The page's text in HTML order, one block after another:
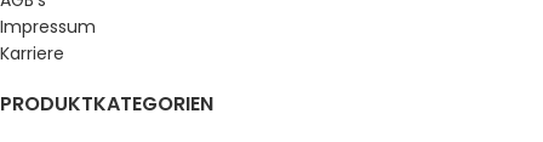
Impressum
Karriere
PRODUKTKATEGORIEN